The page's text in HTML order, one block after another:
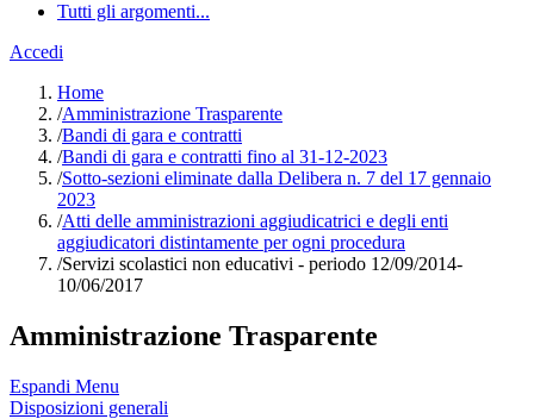
Tutti gli argomenti...
Accedi
Home
/Amministrazione Trasparente
/Bandi di gara e contratti
/Bandi di gara e contratti fino al 31-12-2023
/Sotto-sezioni eliminate dalla Delibera n. 7 del 17 gennaio
2023
/Atti delle amministrazioni aggiudicatrici e degli enti
aggiudicatori distintamente per ogni procedura
/Servizi scolastici non educativi - periodo 12/09/2014-
10/06/2017
Amministrazione Trasparente
Espandi Menu
Disposizioni generali